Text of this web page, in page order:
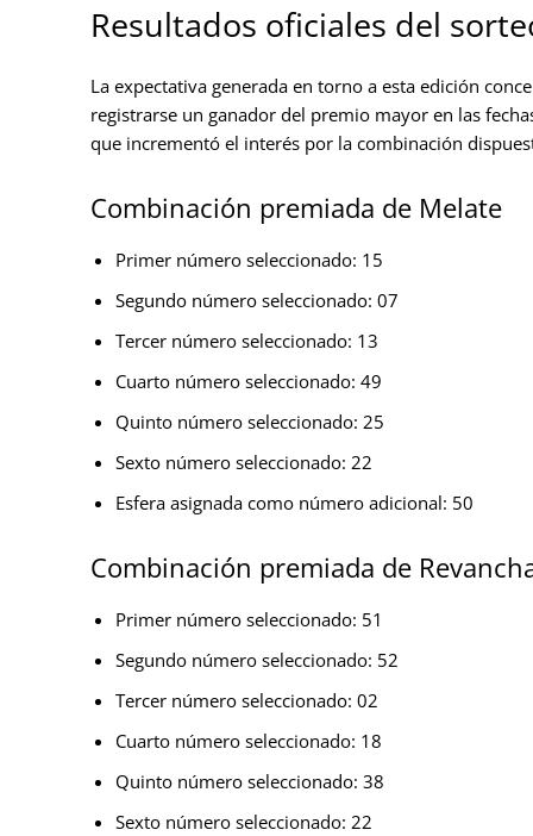
Resultados oficiales del
La expectativa generada en torno a esta edición
registrarse un ganador del premio mayor en las
que incrementó el interés por la combinación
Combinación premiada de Melate
Primer número seleccionado: 15
Segundo número seleccionado: 07
Tercer número seleccionado: 13
Cuarto número seleccionado: 49
Quinto número seleccionado: 25
Sexto número seleccionado: 22
Esfera asignada como número adicional: 50
Combinación premiada de
Primer número seleccionado: 51
Segundo número seleccionado: 52
Tercer número seleccionado: 02
Cuarto número seleccionado: 18
Quinto número seleccionado: 38
Sexto número seleccionado: 22